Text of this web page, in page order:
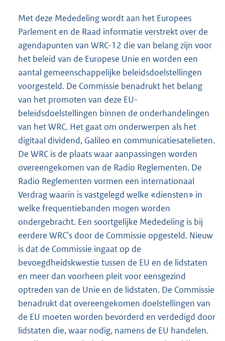
Met deze Mededeling wordt aan het Europees
Parlement en de Raad informatie verstrekt over de
agendapunten van WRC-12 die van belang zijn voor
het beleid van de Europese Unie en worden een
aantal gemeenschappelijke beleidsdoelstellingen
voorgesteld. De Commissie benadrukt het belang
van het promoten van deze EU-
beleidsdoelstellingen binnen de onderhandelingen
van het WRC. Het gaat om onderwerpen als het
digitaal dividend, Galileo en communicatiesatelieten.
De WRC is de plaats waar aanpassingen worden
overeengekomen van de Radio Reglementen. De
Radio Reglementen vormen een internationaal
Verdrag waarin is vastgelegd welke «diensten» in
welke frequentiebanden mogen worden
ondergebracht. Een soortgelijke Mededeling is bij
eerdere WRC’s door de Commissie opgesteld. Nieuw
is dat de Commissie ingaat op de
bevoegdheidskwestie tussen de EU en de lidstaten
en meer dan voorheen pleit voor eensgezind
optreden van de Unie en de lidstaten. De Commissie
benadrukt dat overeengekomen doelstellingen van
de EU moeten worden bevorderd en verdedigd door
lidstaten die, waar nodig, namens de EU handelen.